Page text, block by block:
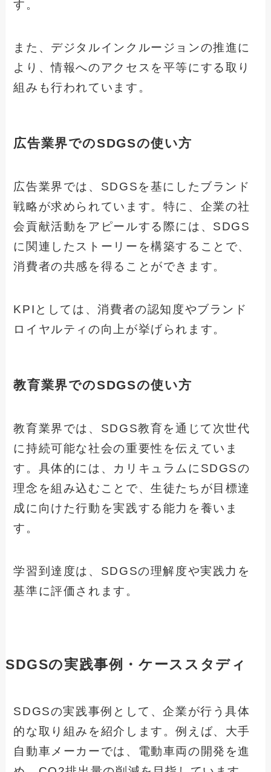
す。
また、デジタルインクルージョンの推進に
より、情報へのアクセスを平等にする取り
組みも行われています。
広告業界でのSDGSの使い方
広告業界では、SDGSを基にしたブランド
戦略が求められています。特に、企業の社
会貢献活動をアピールする際には、SDGS
に関連したストーリーを構築することで、
消費者の共感を得ることができます。
KPIとしては、消費者の認知度やブランド
ロイヤルティの向上が挙げられます。
教育業界でのSDGSの使い方
教育業界では、SDGS教育を通じて次世代
に持続可能な社会の重要性を伝えていま
す。具体的には、カリキュラムにSDGSの
理念を組み込むことで、生徒たちが目標達
成に向けた行動を実践する能力を養いま
す。
学習到達度は、SDGSの理解度や実践力を
基準に評価されます。
SDGSの実践事例・ケーススタディ
SDGSの実践事例として、企業が行う具体
的な取り組みを紹介します。例えば、大手
自動車メーカーでは、電動車両の開発を進